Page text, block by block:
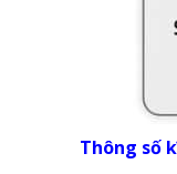
Thông số